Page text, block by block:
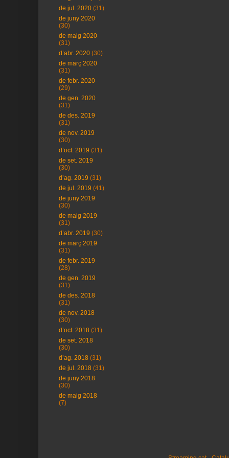
de jul. 2020 (31)
de juny 2020
(30)
de maig 2020
(31)
d’abr. 2020 (30)
de març 2020
(31)
de febr. 2020
(29)
de gen. 2020
(31)
de des. 2019
(31)
de nov. 2019
(30)
d’oct. 2019 (31)
de set. 2019
(30)
d’ag. 2019 (31)
de jul. 2019 (41)
de juny 2019
(30)
de maig 2019
(31)
d’abr. 2019 (30)
de març 2019
(31)
de febr. 2019
(28)
de gen. 2019
(31)
de des. 2018
(31)
de nov. 2018
(30)
d’oct. 2018 (31)
de set. 2018
(30)
d’ag. 2018 (31)
de jul. 2018 (31)
de juny 2018
(30)
de maig 2018
(7)